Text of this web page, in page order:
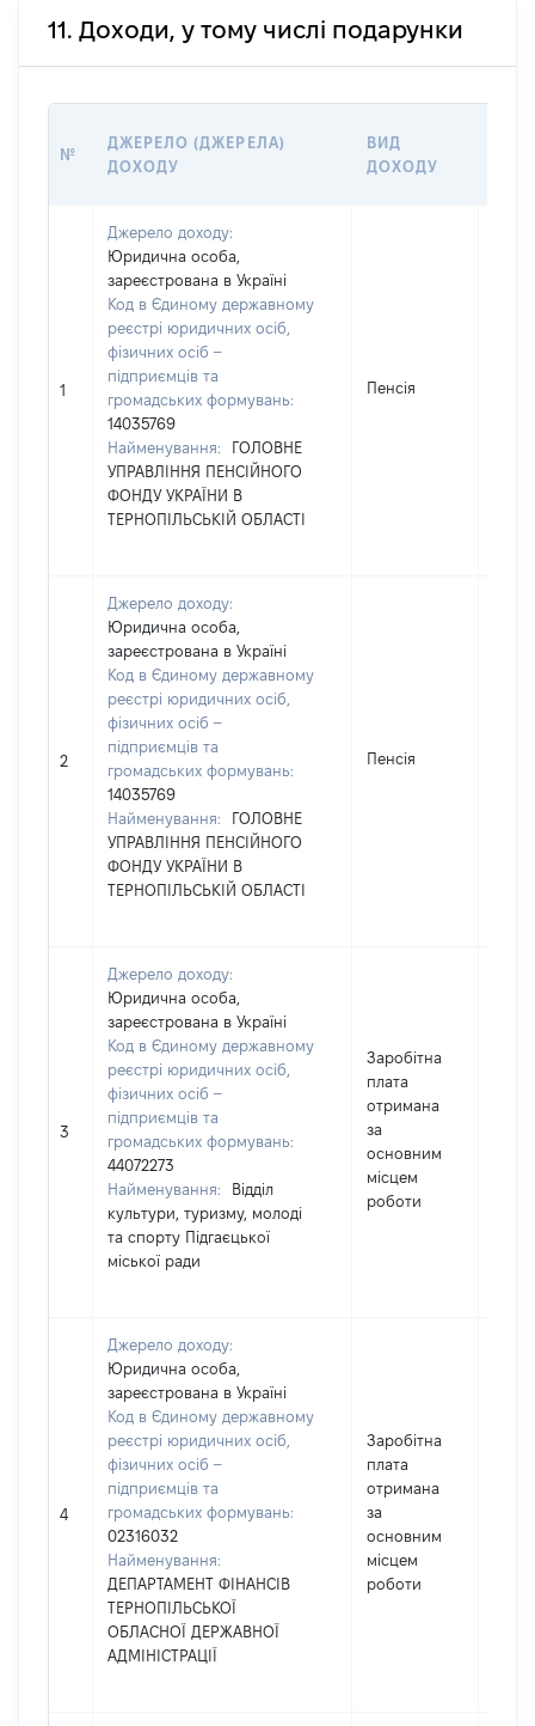
11. Доходи, у тому числі подарунки
№
ДЖЕРЕЛО (ДЖЕРЕЛА)
ДОХОДУ
ВИД
ДОХОДУ
1
Джерело доходу:
Юридична особа,
зареєстрована в Україні
Код в Єдиному державному
реєстрі юридичних осіб,
фізичних осіб –
підприємців та
громадських формувань:
14035769
Найменування:
ГОЛОВНЕ
УПРАВЛІННЯ ПЕНСІЙНОГО
ФОНДУ УКРАЇНИ В
ТЕРНОПІЛЬСЬКІЙ ОБЛАСТІ
Пенсія
2
Джерело доходу:
Юридична особа,
зареєстрована в Україні
Код в Єдиному державному
реєстрі юридичних осіб,
фізичних осіб –
підприємців та
громадських формувань:
14035769
Найменування:
ГОЛОВНЕ
УПРАВЛІННЯ ПЕНСІЙНОГО
ФОНДУ УКРАЇНИ В
ТЕРНОПІЛЬСЬКІЙ ОБЛАСТІ
Пенсія
3
Джерело доходу:
Юридична особа,
зареєстрована в Україні
Код в Єдиному державному
реєстрі юридичних осіб,
фізичних осіб –
підприємців та
громадських формувань:
44072273
Найменування:
Відділ
культури, туризму, молоді
та спорту Підгаєцької
міської ради
Заробітна
плата
отримана
за
основним
місцем
роботи
4
Джерело доходу:
Юридична особа,
зареєстрована в Україні
Код в Єдиному державному
реєстрі юридичних осіб,
фізичних осіб –
підприємців та
громадських формувань:
02316032
Найменування:
ДЕПАРТАМЕНТ ФІНАНСІВ
ТЕРНОПІЛЬСЬКОЇ
ОБЛАСНОЇ ДЕРЖАВНОЇ
АДМІНІСТРАЦІЇ
Заробітна
плата
отримана
за
основним
місцем
роботи